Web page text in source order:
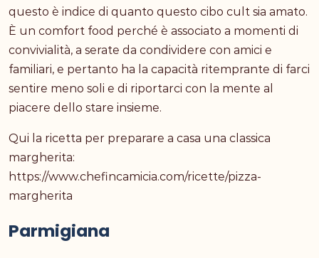
questo è indice di quanto questo cibo cult sia amato.
È un comfort food perché è associato a momenti di
convivialità, a serate da condividere con amici e
familiari, e pertanto ha la capacità ritemprante di farci
sentire meno soli e di riportarci con la mente al
piacere dello stare insieme.
Qui la ricetta per preparare a casa una classica
margherita:
https://www.chefincamicia.com/ricette/pizza-
margherita
Parmigiana